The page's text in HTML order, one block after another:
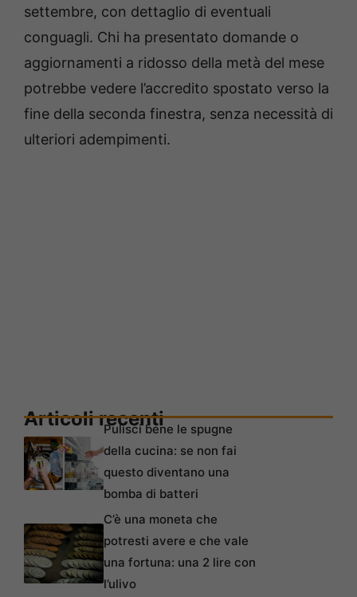
settembre, con dettaglio di eventuali
conguagli. Chi ha presentato domande o
aggiornamenti a ridosso della metà del mese
potrebbe vedere l’accredito spostato verso la
fine della seconda finestra, senza necessità di
ulteriori adempimenti.
Articoli recentiPulisci bene le spugne
della cucina: se non fai
questo diventano una
bomba di batteri
C’è una moneta che
potresti avere e che vale
una fortuna: una 2 lire con
l’ulivo